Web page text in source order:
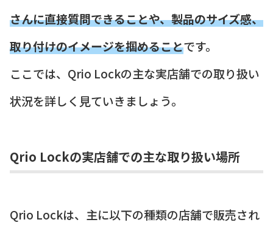
さんに直接質問できることや、製品のサイズ感、
取り付けのイメージを掴めることです。
ここでは、Qrio Lockの主な実店舗での取り扱い
状況を詳しく見ていきましょう。
Qrio Lockの実店舗での主な取り扱い場所
Qrio Lockは、主に以下の種類の店舗で販売され